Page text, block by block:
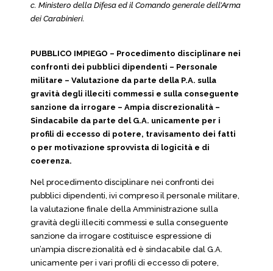
c. Ministero della Difesa ed il Comando generale dell’Arma
dei Carabinieri.
PUBBLICO IMPIEGO – Procedimento disciplinare nei
confronti dei pubblici dipendenti – Personale
militare – Valutazione da parte della P.A. sulla
gravità degli illeciti commessi e sulla conseguente
sanzione da irrogare – Ampia discrezionalità –
Sindacabile da parte del G.A. unicamente per i
profili di eccesso di potere, travisamento dei fatti
o per motivazione sprovvista di logicità e di
coerenza.
Nel procedimento disciplinare nei confronti dei
pubblici dipendenti, ivi compreso il personale militare,
la valutazione finale della Amministrazione sulla
gravità degli illeciti commessi e sulla conseguente
sanzione da irrogare costituisce espressione di
un’ampia discrezionalità ed è sindacabile dal G.A.
unicamente per i vari profili di eccesso di potere,